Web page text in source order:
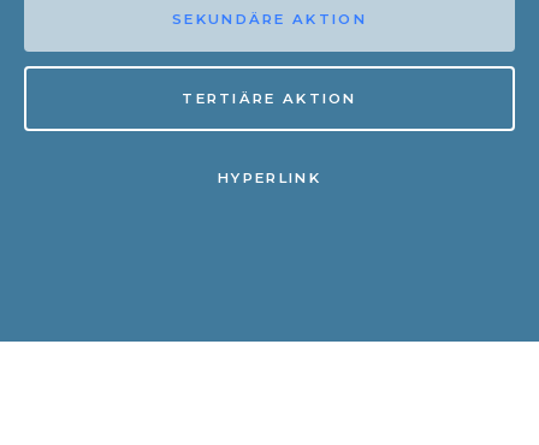
SEKUNDÄRE AKTION
TERTIÄRE AKTION
HYPERLINK